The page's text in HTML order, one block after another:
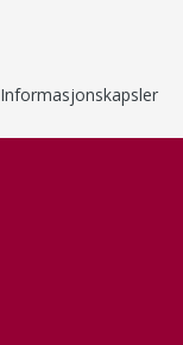
Informasjonskapsler